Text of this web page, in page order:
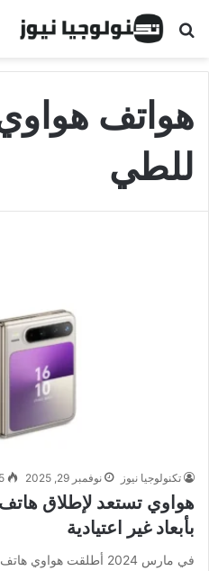
البحث عن
هواتف هواوي
للطي
تكنولوجيا نيوز نوفمبر 29, 2025
بأبعاد غير اعتيادية